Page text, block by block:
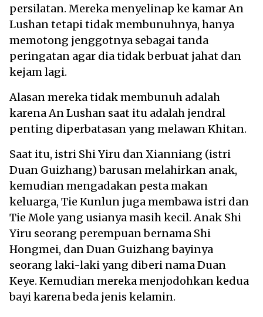
persilatan. Mereka menyelinap ke kamar An
Lushan tetapi tidak membunuhnya, hanya
memotong jenggotnya sebagai tanda
peringatan agar dia tidak berbuat jahat dan
kejam lagi.
Alasan mereka tidak membunuh adalah
karena An Lushan saat itu adalah jendral
penting diperbatasan yang melawan Khitan.
Saat itu, istri Shi Yiru dan Xianniang (istri
Duan Guizhang) barusan melahirkan anak,
kemudian mengadakan pesta makan
keluarga, Tie Kunlun juga membawa istri dan
Tie Mole yang usianya masih kecil. Anak Shi
Yiru seorang perempuan bernama Shi
Hongmei, dan Duan Guizhang bayinya
seorang laki-laki yang diberi nama Duan
Keye. Kemudian mereka menjodohkan kedua
bayi karena beda jenis kelamin.